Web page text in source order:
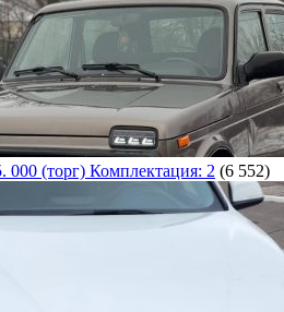
000 (торг) Комплектация: 2 (6 552)